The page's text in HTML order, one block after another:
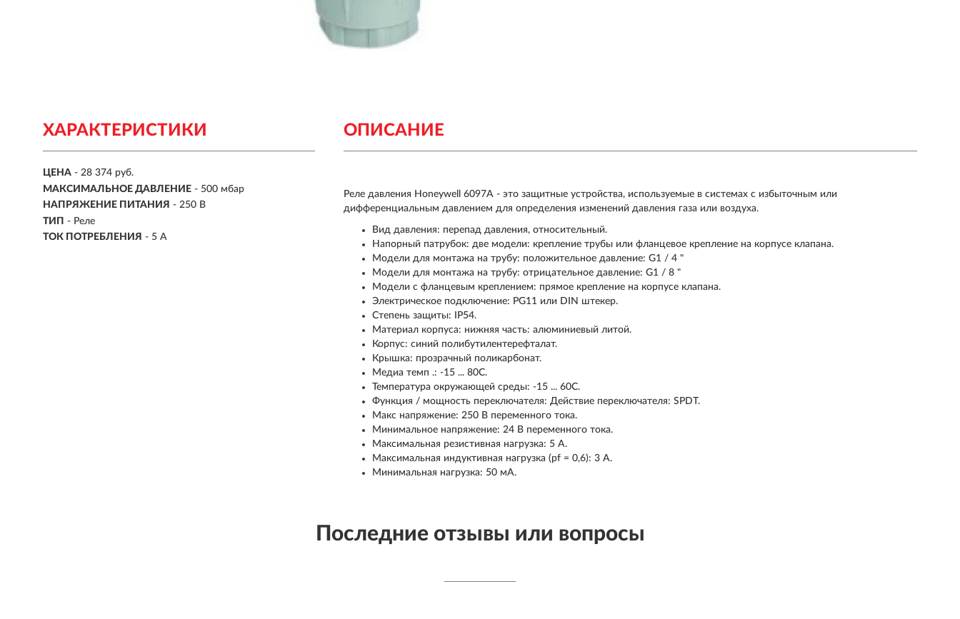
ХАРАКТЕРИСТИКИ
ЦЕНА - 28 374 руб.
МАКСИМАЛЬНОЕ ДАВЛЕНИЕ - 500 мбар
НАПРЯЖЕНИЕ ПИТАНИЯ - 250 В
ТИП - Реле
ТОК ПОТРЕБЛЕНИЯ - 5 А
ОПИСАНИЕ
Реле давления Honeywell 6097A - это защитные устройства, используемые в системах с избыточным или
дифференциальным давлением для определения изменений давления газа или воздуха.
Вид давления: перепад давления, относительный.
Напорный патрубок: две модели: крепление трубы или фланцевое крепление на корпусе клапана.
Модели для монтажа на трубу: положительное давление: G1 / 4 "
Модели для монтажа на трубу: отрицательное давление: G1 / 8 "
Модели с фланцевым креплением: прямое крепление на корпусе клапана.
Электрическое подключение: PG11 или DIN штекер.
Степень защиты: IP54.
Материал корпуса: нижняя часть: алюминиевый литой.
Корпус: синий полибутилентерефталат.
Крышка: прозрачный поликарбонат.
Медиа темп .: -15 ... 80C.
Температура окружающей среды: -15 ... 60С.
Функция / мощность переключателя: Действие переключателя: SPDT.
Макс напряжение: 250 В переменного тока.
Минимальное напряжение: 24 В переменного тока.
Максимальная резистивная нагрузка: 5 А.
Максимальная индуктивная нагрузка (pf = 0,6): 3 А.
Минимальная нагрузка: 50 мА.
Последние отзывы или вопросы